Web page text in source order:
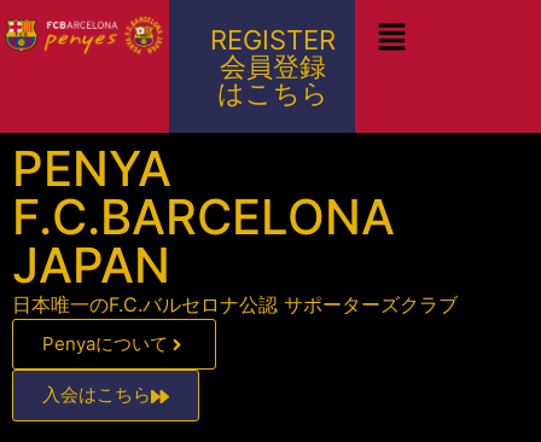
REGISTER
会員登録
はこちら
PENYA
F.C.BARCELONA
JAPAN
日本唯一のF.C.バルセロナ公認 サポーターズクラブ
Penyaについて
入会はこちら